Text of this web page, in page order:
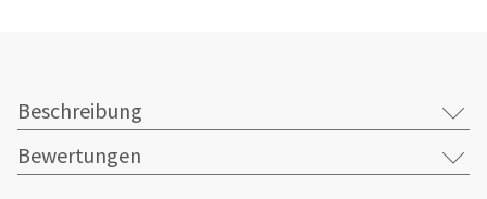
Beschreibung
Bewertungen